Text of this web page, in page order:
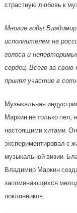
страстную любовь к
Многие годы
исполнителем на
голоса и
сердец. Всего за свою
принял участие в
Музыкальная
Маркин не только пел,
настоящими хитами.
экспериментировал с
музыкальной визии.
Владимир Маркин
запоминающихся
поклонников.